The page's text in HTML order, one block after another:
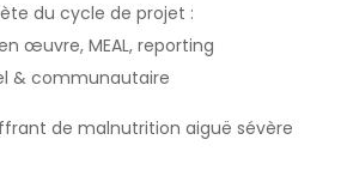
du cycle de projet :
œuvre, MEAL, reporting
& communautaire
de malnutrition aiguë sévère